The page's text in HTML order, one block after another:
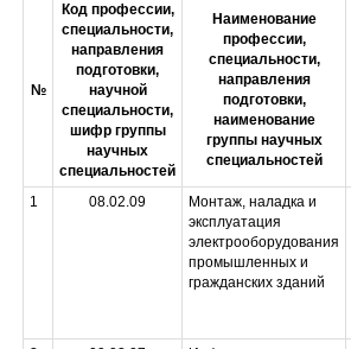
№
Код профессии,
специальности,
направления
подготовки,
научной
специальности,
шифр группы
научных
специальностей
Наименование
профессии,
специальности,
направления
подготовки,
наименование
группы научных
специальностей
1 08.02.09
Монтаж, наладка и
эксплуатация
электрооборудования
промышленных и
гражданских зданий